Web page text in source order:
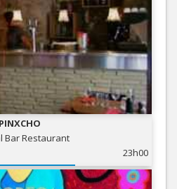
PINXCHO
Bar Restaurant
23h00